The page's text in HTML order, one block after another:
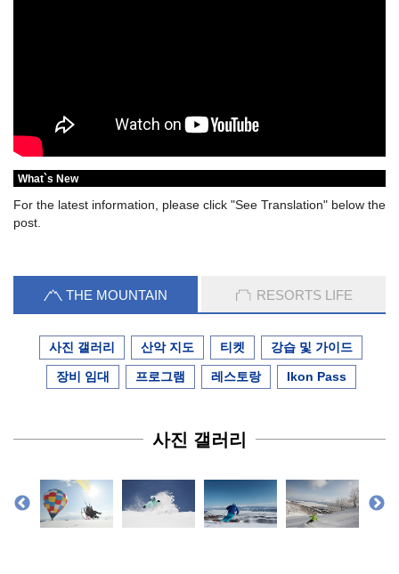
What`s New
For the latest information, please click "See Translation" below the
post.
THE MOUNTAIN RESORTS LIFE
사진 갤러리 산악 지도 티켓 강습 및 가이드
장비 임대 프로그램 레스토랑 Ikon Pass
사진 갤러리